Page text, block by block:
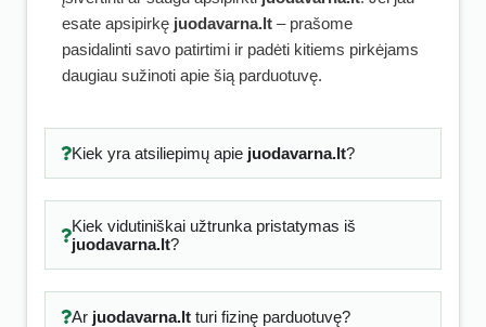
esate apsipirkę juodavarna.lt – prašome
pasidalinti savo patirtimi ir padėti kitiems pirkėjams
daugiau sužinoti apie šią parduotuvę.
Kiek yra atsiliepimų apie juodavarna.lt?
Kiek vidutiniškai užtrunka pristatymas iš
juodavarna.lt?
Ar juodavarna.ltturi fizinę parduotuvę?